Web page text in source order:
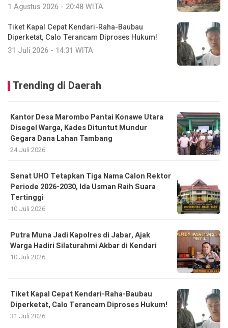
1 Agustus 2026 - 20:48 WITA
Tiket Kapal Cepat Kendari-Raha-Baubau
Diperketat, Calo Terancam Diproses Hukum!
31 Juli 2026 - 14:31 WITA
Trending di Daerah
Kantor Desa Marombo Pantai Konawe Utara
Disegel Warga, Kades Dituntut Mundur
Gegara Dana Lahan Tambang
24 Juli 2026
Senat UHO Tetapkan Tiga Nama Calon Rektor
Periode 2026-2030, Ida Usman Raih Suara
Tertinggi
10 Juli 2026
Putra Muna Jadi Kapolres di Jabar, Ajak
Warga Hadiri Silaturahmi Akbar di Kendari
10 Juli 2026
Tiket Kapal Cepat Kendari-Raha-Baubau
Diperketat, Calo Terancam Diproses Hukum!
31 Juli 2026